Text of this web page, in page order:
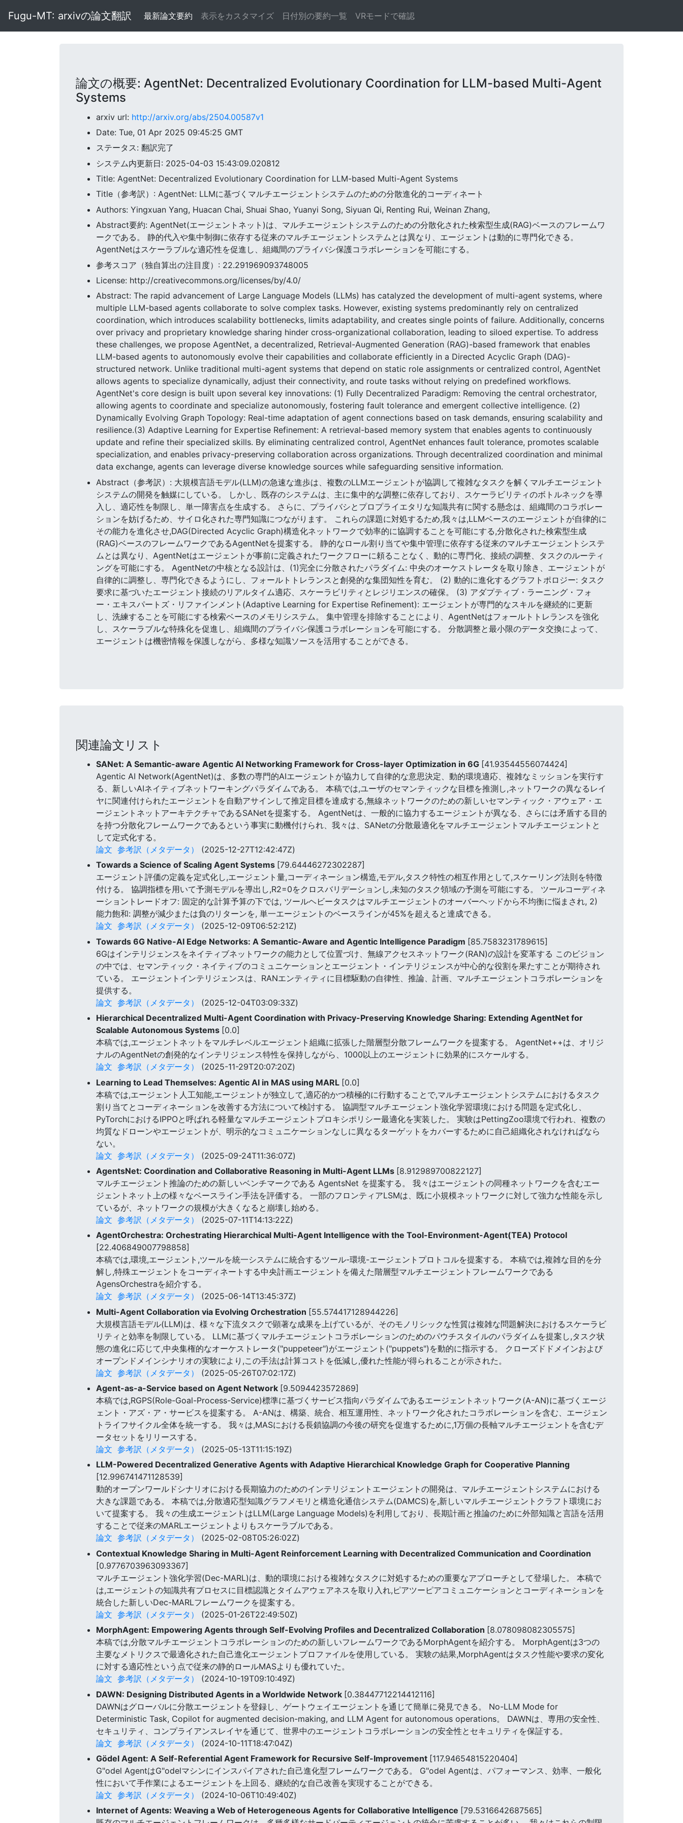
Fugu-MT: arxivの論文翻訳 最新論文要約 表示をカスタマイズ 日付別の要約一覧 VRモードで確認
論文の概要: AgentNet: Decentralized Evolutionary Coordination for LLM-based Multi-Agent
Systems
arxiv url: http://arxiv.org/abs/2504.00587v1
Date: Tue, 01 Apr 2025 09:45:25 GMT
ステータス: 翻訳完了
システム内更新日: 2025-04-03 15:43:09.020812
Title: AgentNet: Decentralized Evolutionary Coordination for LLM-based Multi-Agent Systems
Title（参考訳）: AgentNet: LLMに基づくマルチエージェントシステムのための分散進化的コーディネート
Authors: Yingxuan Yang, Huacan Chai, Shuai Shao, Yuanyi Song, Siyuan Qi, Renting Rui, Weinan Zhang,
Abstract要約: AgentNet(エージェントネット)は、マルチエージェントシステムのための分散化された検索型生成(RAG)ベースのフレームワ
ークである。 静的代入や集中制御に依存する従来のマルチエージェントシステムとは異なり、エージェントは動的に専門化できる。
AgentNetはスケーラブルな適応性を促進し、組織間のプライバシ保護コラボレーションを可能にする。
参考スコア（独自算出の注目度）: 22.291969093748005
License: http://creativecommons.org/licenses/by/4.0/
Abstract: The rapid advancement of Large Language Models (LLMs) has catalyzed the development of multi-agent systems, where
multiple LLM-based agents collaborate to solve complex tasks. However, existing systems predominantly rely on centralized
coordination, which introduces scalability bottlenecks, limits adaptability, and creates single points of failure. Additionally, concerns
over privacy and proprietary knowledge sharing hinder cross-organizational collaboration, leading to siloed expertise. To address
these challenges, we propose AgentNet, a decentralized, Retrieval-Augmented Generation (RAG)-based framework that enables
LLM-based agents to autonomously evolve their capabilities and collaborate efficiently in a Directed Acyclic Graph (DAG)-
structured network. Unlike traditional multi-agent systems that depend on static role assignments or centralized control, AgentNet
allows agents to specialize dynamically, adjust their connectivity, and route tasks without relying on predefined workflows.
AgentNet's core design is built upon several key innovations: (1) Fully Decentralized Paradigm: Removing the central orchestrator,
allowing agents to coordinate and specialize autonomously, fostering fault tolerance and emergent collective intelligence. (2)
Dynamically Evolving Graph Topology: Real-time adaptation of agent connections based on task demands, ensuring scalability and
resilience.(3) Adaptive Learning for Expertise Refinement: A retrieval-based memory system that enables agents to continuously
update and refine their specialized skills. By eliminating centralized control, AgentNet enhances fault tolerance, promotes scalable
specialization, and enables privacy-preserving collaboration across organizations. Through decentralized coordination and minimal
data exchange, agents can leverage diverse knowledge sources while safeguarding sensitive information.
Abstract（参考訳）: 大規模言語モデル(LLM)の急速な進歩は、複数のLLMエージェントが協調して複雑なタスクを解くマルチエージェント
システムの開発を触媒にしている。 しかし、既存のシステムは、主に集中的な調整に依存しており、スケーラビリティのボトルネックを導
入し、適応性を制限し、単一障害点を生成する。 さらに、プライバシとプロプライエタリな知識共有に関する懸念は、組織間のコラボレー
ションを妨げるため、サイロ化された専門知識につながります。 これらの課題に対処するため,我々は,LLMベースのエージェントが自律的に
その能力を進化させ,DAG(Directed Acyclic Graph)構造化ネットワークで効率的に協調することを可能にする,分散化された検索型生成
(RAG)ベースのフレームワークであるAgentNetを提案する。 静的なロール割り当てや集中管理に依存する従来のマルチエージェントシステ
ムとは異なり、AgentNetはエージェントが事前に定義されたワークフローに頼ることなく、動的に専門化、接続の調整、タスクのルーティ
ングを可能にする。 AgentNetの中核となる設計は、(1)完全に分散されたパラダイム: 中央のオーケストレータを取り除き、エージェントが
自律的に調整し、専門化できるようにし、フォールトトレランスと創発的な集団知性を育む。 (2) 動的に進化するグラフトポロジー: タスク
要求に基づいたエージェント接続のリアルタイム適応、スケーラビリティとレジリエンスの確保。 (3) アダプティブ・ラーニング・フォ
ー・エキスパートズ・リファインメント(Adaptive Learning for Expertise Refinement): エージェントが専門的なスキルを継続的に更新
し、洗練することを可能にする検索ベースのメモリシステム。 集中管理を排除することにより、AgentNetはフォールトトレランスを強化
し、スケーラブルな特殊化を促進し、組織間のプライバシ保護コラボレーションを可能にする。 分散調整と最小限のデータ交換によって、
エージェントは機密情報を保護しながら、多様な知識ソースを活用することができる。
関連論文リスト
SANet: A Semantic-aware Agentic AI Networking Framework for Cross-layer Optimization in 6G [41.93544556074424]
Agentic AI Network(AgentNet)は、多数の専門的AIエージェントが協力して自律的な意思決定、動的環境適応、複雑なミッションを実行す
る、新しいAIネイティブネットワーキングパラダイムである。 本稿では,ユーザのセマンティックな目標を推測し,ネットワークの異なるレイ
ヤに関連付けられたエージェントを自動アサインして推定目標を達成する,無線ネットワークのための新しいセマンティック・アウェア・エ
ージェントネットアーキテクチャであるSANetを提案する。 AgentNetは、一般的に協力するエージェントが異なる、さらには矛盾する目的
を持つ分散化フレームワークであるという事実に動機付けられ、我々は、SANetの分散最適化をマルチエージェントマルチエージェントと
して定式化する。
論文 参考訳（メタデータ）
(2025-12-27T12:42:47Z)
Towards a Science of Scaling Agent Systems [79.64446272302287]
エージェント評価の定義を定式化し,エージェント量,コーディネーション構造,モデル,タスク特性の相互作用として,スケーリング法則を特徴
付ける。 協調指標を用いて予測モデルを導出し,R2=0をクロスバリデーションし,未知のタスク領域の予測を可能にする。 ツールコーディネ
ーショントレードオフ: 固定的な計算予算の下では, ツールヘビータスクはマルチエージェントのオーバーヘッドから不均衡に悩まされ, 2)
能力飽和: 調整が減少または負のリターンを, 単一エージェントのベースラインが45%を超えると達成できる。
論文 参考訳（メタデータ）
(2025-12-09T06:52:21Z)
Towards 6G Native-AI Edge Networks: A Semantic-Aware and Agentic Intelligence Paradigm [85.7583231789615]
6Gはインテリジェンスをネイティブネットワークの能力として位置づけ、無線アクセスネットワーク(RAN)の設計を変革する このビジョン
の中では、セマンティック・ネイティブのコミュニケーションとエージェント・インテリジェンスが中心的な役割を果たすことが期待され
ている。 エージェントインテリジェンスは、RANエンティティに目標駆動の自律性、推論、計画、マルチエージェントコラボレーションを
提供する。
論文 参考訳（メタデータ）
(2025-12-04T03:09:33Z)
Hierarchical Decentralized Multi-Agent Coordination with Privacy-Preserving Knowledge Sharing: Extending AgentNet for
Scalable Autonomous Systems [0.0]
本稿では,エージェントネットをマルチレベルエージェント組織に拡張した階層型分散フレームワークを提案する。 AgentNet++は、オリジ
ナルのAgentNetの創発的なインテリジェンス特性を保持しながら、1000以上のエージェントに効果的にスケールする。
論文 参考訳（メタデータ）
(2025-11-29T20:07:20Z)
Learning to Lead Themselves: Agentic AI in MAS using MARL [0.0]
本稿では,エージェント人工知能,エージェントが独立して,適応的かつ積極的に行動することで,マルチエージェントシステムにおけるタスク
割り当てとコーディネーションを改善する方法について検討する。 協調型マルチエージェント強化学習環境における問題を定式化し、
PyTorchにおけるIPPOと呼ばれる軽量なマルチエージェントプロキシポリシー最適化を実装した。 実験はPettingZoo環境で行われ、複数の
均質なドローンやエージェントが、明示的なコミュニケーションなしに異なるターゲットをカバーするために自己組織化されなければなら
ない。
論文 参考訳（メタデータ）
(2025-09-24T11:36:07Z)
AgentsNet: Coordination and Collaborative Reasoning in Multi-Agent LLMs [8.912989700822127]
マルチエージェント推論のための新しいベンチマークである AgentsNet を提案する。 我々はエージェントの同種ネットワークを含むエー
ジェントネット上の様々なベースライン手法を評価する。 一部のフロンティアLSMは、既に小規模ネットワークに対して強力な性能を示し
ているが、ネットワークの規模が大きくなると崩壊し始める。
論文 参考訳（メタデータ）
(2025-07-11T14:13:22Z)
AgentOrchestra: Orchestrating Hierarchical Multi-Agent Intelligence with the Tool-Environment-Agent(TEA) Protocol
[22.406849007798858]
本稿では,環境,エージェント,ツールを統一システムに統合するツール-環境-エージェントプロトコルを提案する。 本稿では,複雑な目的を分
解し,特殊エージェントをコーディネートする中央計画エージェントを備えた階層型マルチエージェントフレームワークである
AgensOrchestraを紹介する。
論文 参考訳（メタデータ）
(2025-06-14T13:45:37Z)
Multi-Agent Collaboration via Evolving Orchestration [55.574417128944226]
大規模言語モデル(LLM)は、様々な下流タスクで顕著な成果を上げているが、そのモノリシックな性質は複雑な問題解決におけるスケーラビ
リティと効率を制限している。 LLMに基づくマルチエージェントコラボレーションのためのパウチスタイルのパラダイムを提案し,タスク状
態の進化に応じて,中央集権的なオーケストレータ("puppeteer")がエージェント("puppets")を動的に指示する。 クローズドドメインおよび
オープンドメインシナリオの実験により,この手法は計算コストを低減し,優れた性能が得られることが示された。
論文 参考訳（メタデータ）
(2025-05-26T07:02:17Z)
Agent-as-a-Service based on Agent Network [9.5094423572869]
本稿では,RGPS(Role-Goal-Process-Service)標準に基づくサービス指向パラダイムであるエージェントネットワーク(A-AN)に基づくエージ
ェント・アズ・ア・サービスを提案する。 A-ANは、構築、統合、相互運用性、ネットワーク化されたコラボレーションを含む、エージェン
トライフサイクル全体を統一する。 我々は,MASにおける長鎖協調の今後の研究を促進するために,1万個の長軸マルチエージェントを含むデ
ータセットをリリースする。
論文 参考訳（メタデータ）
(2025-05-13T11:15:19Z)
LLM-Powered Decentralized Generative Agents with Adaptive Hierarchical Knowledge Graph for Cooperative Planning
[12.996741471128539]
動的オープンワールドシナリオにおける長期協力のためのインテリジェントエージェントの開発は、マルチエージェントシステムにおける
大きな課題である。 本稿では,分散適応型知識グラフメモリと構造化通信システム(DAMCS)を,新しいマルチエージェントクラフト環境にお
いて提案する。 我々の生成エージェントはLLM(Large Language Models)を利用しており、長期計画と推論のために外部知識と言語を活用
することで従来のMARLエージェントよりもスケーラブルである。
論文 参考訳（メタデータ）
(2025-02-08T05:26:02Z)
Contextual Knowledge Sharing in Multi-Agent Reinforcement Learning with Decentralized Communication and Coordination
[0.9776703963093367]
マルチエージェント強化学習(Dec-MARL)は、動的環境における複雑なタスクに対処するための重要なアプローチとして登場した。 本稿で
は,エージェントの知識共有プロセスに目標認識とタイムアウェアネスを取り入れ,ピアツーピアコミュニケーションとコーディネーションを
統合した新しいDec-MARLフレームワークを提案する。
論文 参考訳（メタデータ）
(2025-01-26T22:49:50Z)
MorphAgent: Empowering Agents through Self-Evolving Profiles and Decentralized Collaboration [8.078098082305575]
本稿では,分散マルチエージェントコラボレーションのための新しいフレームワークであるMorphAgentを紹介する。 MorphAgentは3つの
主要なメトリクスで最適化された自己進化エージェントプロファイルを使用している。 実験の結果,MorphAgentはタスク性能や要求の変化
に対する適応性という点で従来の静的ロールMASよりも優れていた。
論文 参考訳（メタデータ）
(2024-10-19T09:10:49Z)
DAWN: Designing Distributed Agents in a Worldwide Network [0.38447712214412116]
DAWNはグローバルに分散エージェントを登録し、ゲートウェイエージェントを通じて簡単に発見できる。 No-LLM Mode for
Deterministic Task, Copilot for augmented decision-making, and LLM Agent for autonomous operations。 DAWNは、専用の安全性、
セキュリティ、コンプライアンスレイヤを通じて、世界中のエージェントコラボレーションの安全性とセキュリティを保証する。
論文 参考訳（メタデータ）
(2024-10-11T18:47:04Z)
Gödel Agent: A Self-Referential Agent Framework for Recursive Self-Improvement [117.94654815220404]
G"odel AgentはG"odelマシンにインスパイアされた自己進化型フレームワークである。 G"odel Agentは、パフォーマンス、効率、一般化
性において手作業によるエージェントを上回る、継続的な自己改善を実現することができる。
論文 参考訳（メタデータ）
(2024-10-06T10:49:40Z)
Internet of Agents: Weaving a Web of Heterogeneous Agents for Collaborative Intelligence [79.5316642687565]